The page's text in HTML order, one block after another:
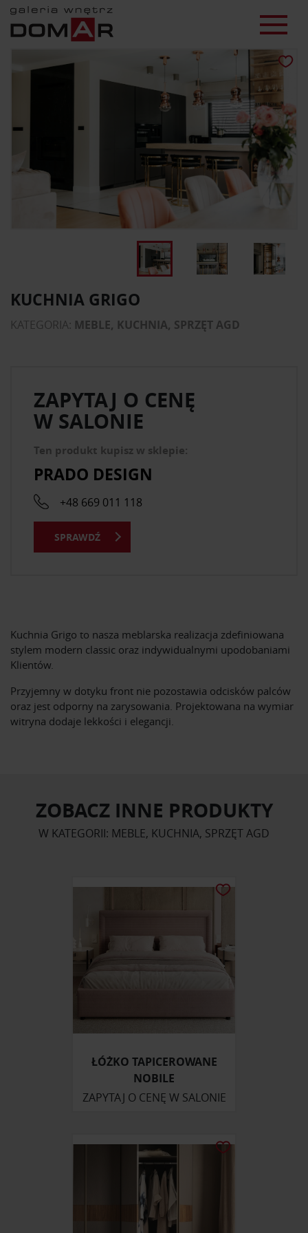
KUCHNIA GRIGO
KATEGORIA: MEBLE, KUCHNIA, SPRZĘT AGD
Kuchnia Grigo to nasza meblarska realizacja zdefiniowana
stylem modern classic oraz indywidualnymi upodobaniami
Klientów.
Przyjemny w dotyku front nie pozostawia odcisków palców
oraz jest odporny na zarysowania. Projektowana na wymiar
witryna dodaje lekkości i elegancji.
ZAPYTAJ O CENĘ
W SALONIE
Ten produkt kupisz w sklepie:
PRADO DESIGN
+48 669 011 118
SPRAWDŹ
ZOBACZ INNE PRODUKTY
W KATEGORII: MEBLE, KUCHNIA, SPRZĘT AGD
ŁÓŻKO TAPICEROWANE
NOBILE
ZAPYTAJ O CENĘ W SALONIE